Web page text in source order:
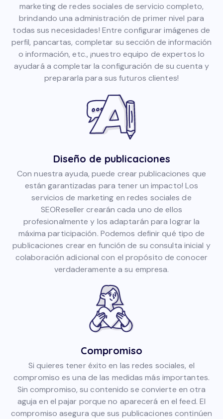
marketing de redes sociales de servicio completo,
brindando una administración de primer nivel para
todas sus necesidades! Entre configurar imágenes de
perfil, pancartas, completar su sección de información
o información, etc., ¡nuestro equipo de expertos lo
ayudará a completar la configuración de su cuenta y
prepararla para sus futuros clientes!
Diseño de publicaciones
Con nuestra ayuda, puede crear publicaciones que
están garantizadas para tener un impacto! Los
servicios de marketing en redes sociales de
SEOReseller crearán cada uno de ellos
profesionalmente y los adaptarán para lograr la
máxima participación. Podemos definir qué tipo de
publicaciones crear en función de su consulta inicial y
colaboración adicional con el propósito de conocer
verdaderamente a su empresa.
Compromiso
Si quieres tener éxito en las redes sociales, el
compromiso es una de las medidas más importantes.
Sin compromiso, su contenido se convierte en otra
aguja en el pajar porque no aparecerá en el feed. El
compromiso asegura que sus publicaciones continúen